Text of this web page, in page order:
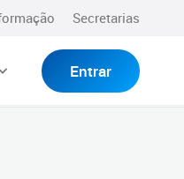
Secretarias
Entrar